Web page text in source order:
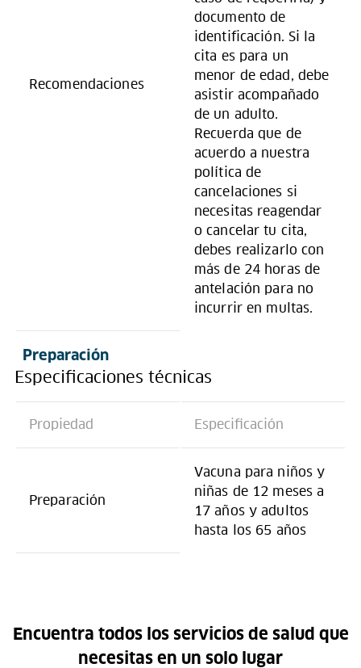
Recomendaciones
documento de
identificación. Si la
cita es para un
menor de edad, debe
asistir acompañado
de un adulto.
Recuerda que de
acuerdo a nuestra
política de
cancelaciones si
necesitas reagendar
o cancelar tu cita,
debes realizarlo con
más de 24 horas de
antelación para no
incurrir en multas.
Preparación
Especificaciones técnicas
Propiedad Especificación
Preparación
Vacuna para niños y
niñas de 12 meses a
17 años y adultos
hasta los 65 años
Encuentra todos los servicios de salud que
necesitas en un solo lugar